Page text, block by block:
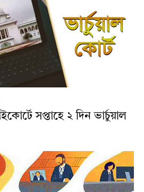
সপ্তাহে ২ দিন ভার্চুয়াল